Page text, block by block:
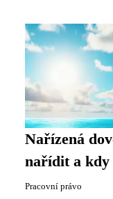
Nařízená
nařídit a kdy
Pracovní právo